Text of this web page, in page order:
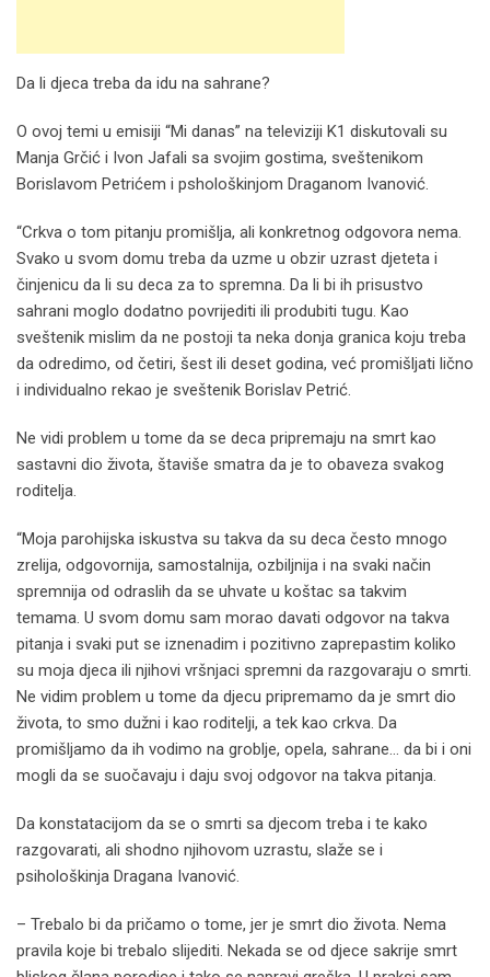
Da li djeca treba da idu na sahrane?
O ovoj temi u emisiji “Mi danas” na televiziji K1 diskutovali su
Manja Grčić i Ivon Jafali sa svojim gostima, sveštenikom
Borislavom Petrićem i pshološkinjom Draganom Ivanović.
“Crkva o tom pitanju promišlja, ali konkretnog odgovora nema.
Svako u svom domu treba da uzme u obzir uzrast djeteta i
činjenicu da li su deca za to spremna. Da li bi ih prisustvo
sahrani moglo dodatno povrijediti ili produbiti tugu. Kao
sveštenik mislim da ne postoji ta neka donja granica koju treba
da odredimo, od četiri, šest ili deset godina, već promišljati lično
i individualno rekao je sveštenik Borislav Petrić.
Ne vidi problem u tome da se deca pripremaju na smrt kao
sastavni dio života, štaviše smatra da je to obaveza svakog
roditelja.
“Moja parohijska iskustva su takva da su deca često mnogo
zrelija, odgovornija, samostalnija, ozbiljnija i na svaki način
spremnija od odraslih da se uhvate u koštac sa takvim
temama. U svom domu sam morao davati odgovor na takva
pitanja i svaki put se iznenadim i pozitivno zaprepastim koliko
su moja djeca ili njihovi vršnjaci spremni da razgovaraju o smrti.
Ne vidim problem u tome da djecu pripremamo da je smrt dio
života, to smo dužni i kao roditelji, a tek kao crkva. Da
promišljamo da ih vodimo na groblje, opela, sahrane… da bi i oni
mogli da se suočavaju i daju svoj odgovor na takva pitanja.
Da konstatacijom da se o smrti sa djecom treba i te kako
razgovarati, ali shodno njihovom uzrastu, slaže se i
psihološkinja Dragana Ivanović.
– Trebalo bi da pričamo o tome, jer je smrt dio života. Nema
pravila koje bi trebalo slijediti. Nekada se od djece sakrije smrt